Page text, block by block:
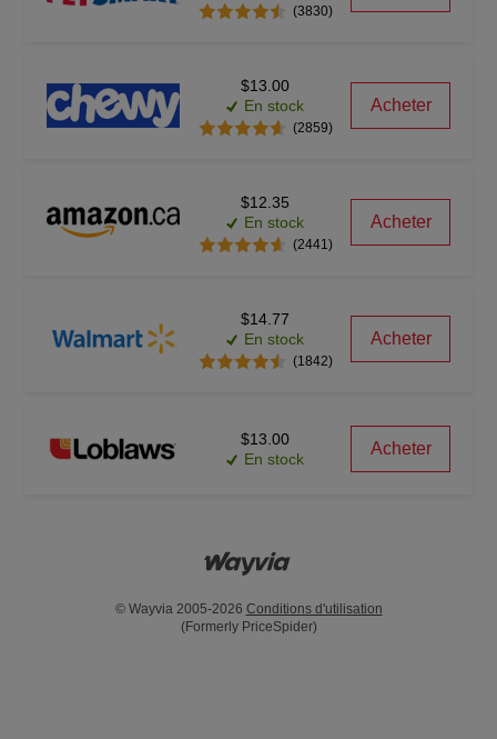
(3830)
$13.00
En stock
(2859)
Acheter
$12.35
En stock
(2441)
Acheter
$14.77
En stock
(1842)
Acheter
$13.00
En stock
Acheter
© Wayvia 2005-2026 Conditions d'utilisation
(Formerly PriceSpider)